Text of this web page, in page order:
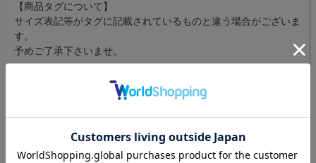
【商品タグについて】
サイズ表記等がタグに記載されているものと違う場合がございま
す。
予めご了承下さいませ。
カラーバリエーション
[ パラシュートがアイコンの